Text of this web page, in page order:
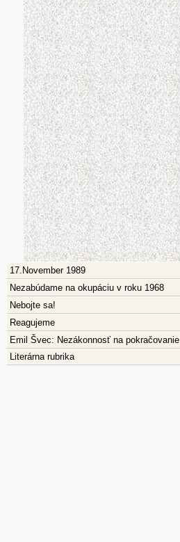
17.November 1989
Nezabúdame na okupáciu v roku 1968
Nebojte sa!
Reagujeme
Emil Švec: Nezákonnosť na pokračovanie
Literárna rubrika